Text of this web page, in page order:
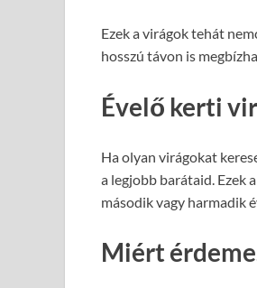
Ezek a virágok tehát
hosszú távon is
Évelő kerti
Ha olyan virágokat
a legjobb barátaid. Ezek
második vagy harmadik
Miért